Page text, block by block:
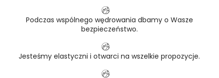
Podczas wspólnego wędrowania dbamy o Wasze
bezpieczeństwo.
Jesteśmy elastyczni i otwarci na wszelkie propozycje.